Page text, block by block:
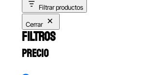
Filtrar productos
Cerrar
FILTROS
PRECIO